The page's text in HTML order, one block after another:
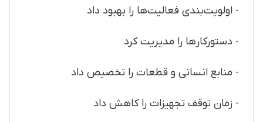
- اولویت‌بندی فعالیت‌ها را بهبود داد
- دستورکارها را مدیریت کرد
- منابع انسانی و قطعات را تخصیص داد
- زمان توقف تجهیزات را کاهش داد